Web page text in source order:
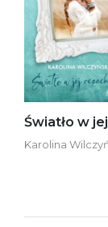
Światło w
Karolina